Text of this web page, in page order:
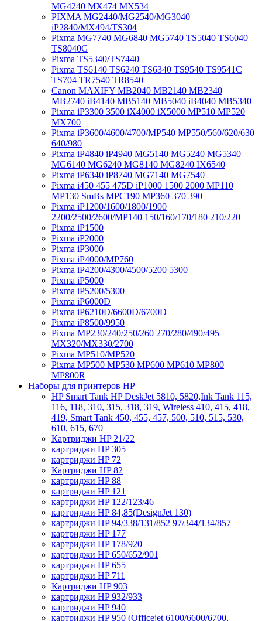
MG4240 MX474 MX534
PIXMA MG2440/MG2540/MG3040
iP2840/MX494/TS304
Pixma MG7740 MG6840 MG5740 TS5040 TS6040
TS8040G
Pixma TS5340/TS7440
Pixma TS6140 TS6240 TS6340 TS9540 TS9541C
TS704 TR7540 TR8540
Canon MAXIFY MB2040 MB2140 MB2340
MB2740 iB4140 MB5140 MB5040 iB4040 MB5340
Pixma iP3300 3500 iX4000 iX5000 MP510 MP520
MX700
Pixma iP3600/4600/4700/MP540 MP550/560/620/630
640/980
Pixma iP4840 iP4940 MG5140 MG5240 MG5340
MG6140 MG6240 MG8140 MG8240 IX6540
Pixma iP6340 iP8740 MG7140 MG7540
Pixma i450 455 475D iP1000 1500 2000 MP110
MP130 SmBs MPC190 MP360 370 390
Pixma iP1200/1600/1800/1900
2200/2500/2600/MP140 150/160/170/180 210/220
Pixma iP1500
Pixma iP2000
Pixma iP3000
Pixma iP4000/MP760
Pixma iP4200/4300/4500/5200 5300
Pixma iP5000
Pixma iP5200/5300
Pixma iP6000D
Pixma iP6210D/6600D/6700D
Pixma iP8500/9950
Pixma MP230/240/250/260 270/280/490/495
MX320/MX330/2700
Pixma MP510/MP520
Pixma MP500 MP530 MP600 MP610 MP800
MP800R
Наборы для принтеров HP
HP Smart Tank HP DeskJet 5810, 5820,Ink Tank 115,
116, 118, 310, 315, 318, 319, Wireless 410, 415, 418,
419, Smart Tank 450, 455, 457, 500, 510, 515, 530,
610, 615, 670
Картриджи HP 21/22
картриджи HP 305
картриджи HP 72
Картриджи HP 82
картриджи HP 88
картриджи HP 121
картриджи HP 122/123/46
картриджи HP 84,85(DesignJet 130)
картриджи HP 94/338/131/852 97/344/134/857
картриджи HP 177
картриджи HP 178/920
картриджи HP 650/652/901
картриджи HP 655
картриджи HP 711
Картриджи HP 903
картриджи HP 932/933
картриджи HP 940
картриджи HP 950 (Officejet 6100/6600/6700,